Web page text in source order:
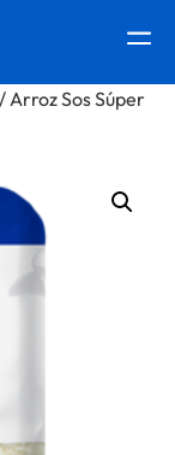
/ Arroz Sos Súper